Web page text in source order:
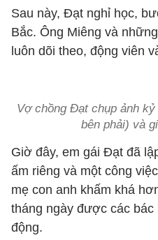
Sau này, Đạt nghỉ học,
Bắc. Ông Miêng và
luôn dõi theo, động viên
Vợ chồng Đạt chụp ảnh
bên phải) và
Giờ đây, em gái Đạt đã
ấm riêng và một công
mẹ con anh khấm khá
tháng ngày được các
động.